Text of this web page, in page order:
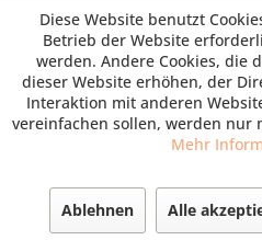
© Paul's Mühle | Inhaber:
45659
Fax: 02361 -28831 | E-
Diese Website benutzt
Betrieb der Website
werden. Andere Cookies, die
dieser Website erhöhen, der
Interaktion mit anderen
vereinfachen sollen, werden nur
Mehr
Ablehnen Alle